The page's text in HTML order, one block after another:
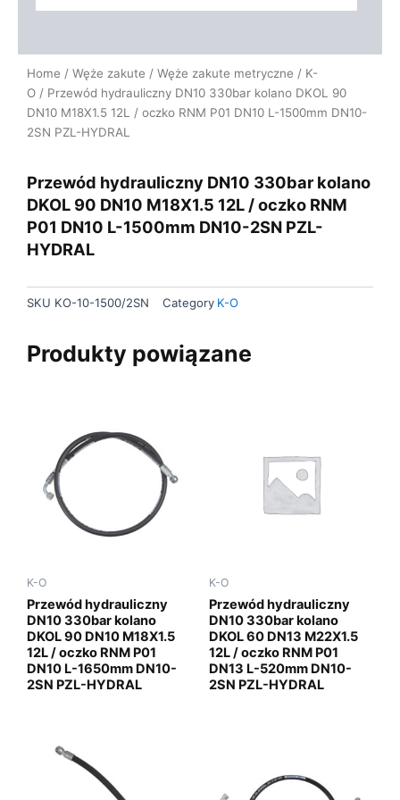
Home / Węże zakute / Węże zakute metryczne / K-
O / Przewód hydrauliczny DN10 330bar kolano DKOL 90
DN10 M18X1.5 12L / oczko RNM P01 DN10 L-1500mm DN10-
2SN PZL-HYDRAL
Przewód hydrauliczny DN10 330bar kolano
DKOL 90 DN10 M18X1.5 12L / oczko RNM
P01 DN10 L-1500mm DN10-2SN PZL-
HYDRAL
SKU KO-10-1500/2SN Category K-O
Produkty powiązane
K-O
Przewód hydrauliczny
DN10 330bar kolano
DKOL 90 DN10 M18X1.5
12L / oczko RNM P01
DN10 L-1650mm DN10-
2SN PZL-HYDRAL
K-O
Przewód hydrauliczny
DN10 330bar kolano
DKOL 60 DN13 M22X1.5
12L / oczko RNM P01
DN13 L-520mm DN10-
2SN PZL-HYDRAL